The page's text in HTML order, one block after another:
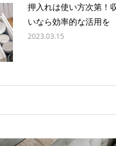
押入れは使い方次第！
いなら効率的な活用を
2023.03.15